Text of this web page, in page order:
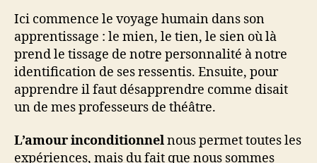
Ici commence le voyage humain dans son
apprentissage : le mien, le tien, le sien où là
prend le tissage de notre personnalité à notre
identification de ses ressentis. Ensuite, pour
apprendre il faut désapprendre comme disait
un de mes professeurs de théâtre.
L’amour inconditionnelnous permet toutes les
expériences, mais du fait que nous sommes